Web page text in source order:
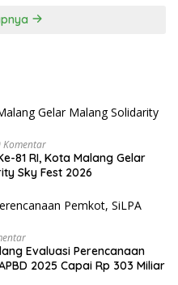
Komentar
81 RI, Kota Malang Gelar
Sky Fest 2026
Evaluasi Perencanaan
2025 Capai Rp 303 Miliar